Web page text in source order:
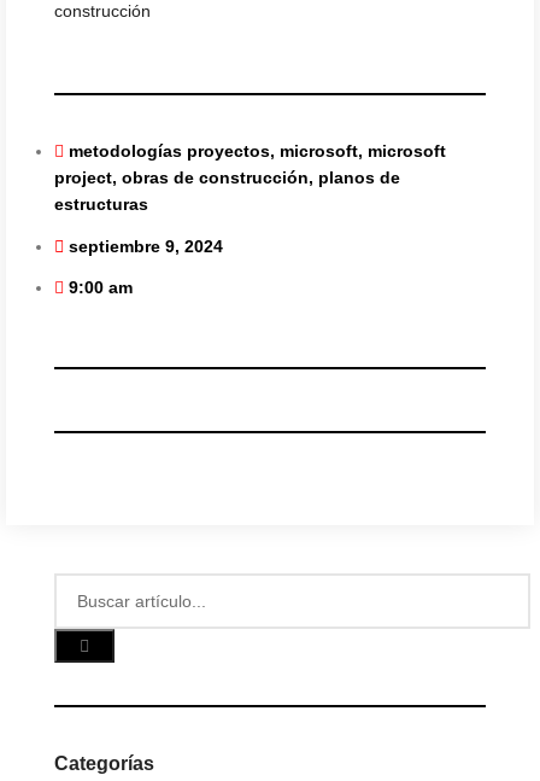
construcción
metodologías proyectos, microsoft, microsoft
project, obras de construcción, planos de
estructuras
septiembre 9, 2024
9:00 am
Categorías